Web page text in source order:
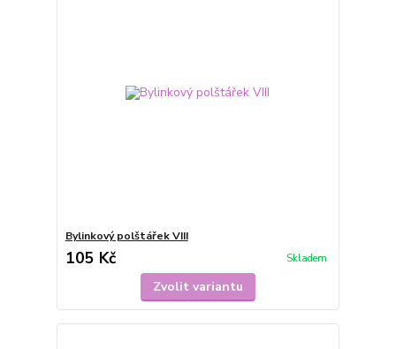
Bylinkový polštářek VIII
105 Kč Skladem
Zvolit variantu